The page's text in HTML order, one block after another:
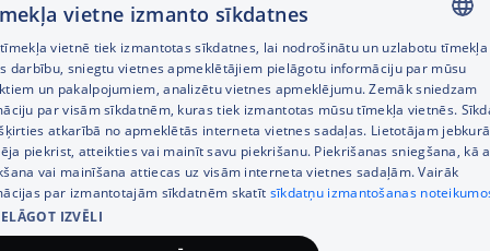
Noderīgas saites
© SIA Tet 2026 -
LATVIAN
RUSSIAN
ENGLISH
vietne izmanto sīkdatnes
vietnē tiek izmantotas sīkdatnes, lai nodrošinātu un uzlabotu tīmekļa
darbību, sniegtu vietnes apmeklētājiem pielāgotu informāciju par mūsu
un pakalpojumiem, analizētu vietnes apmeklējumu. Zemāk sniedzam
par visām sīkdatnēm, kuras tiek izmantotas mūsu tīmekļa vietnēs.
atkarībā no apmeklētās interneta vietnes sadaļas. Lietotājam
piekrist, atteikties vai mainīt savu piekrišanu. Piekrišanas sniegšana, kā
vai mainīšana attiecas uz visām interneta vietnes sadaļām. Vairāk
par izmantotajām sīkdatnēm skatīt sīkdatņu izmantošanas
IZVĒLI